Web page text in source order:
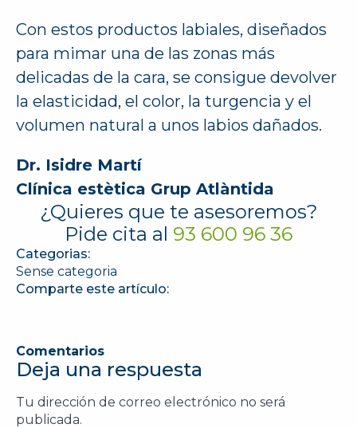
Con estos productos labiales, diseñados
para mimar una de las zonas más
delicadas de la cara, se consigue devolver
la elasticidad, el color, la turgencia y el
volumen natural a unos labios dañados.
Dr. Isidre Martí
Clínica estètica Grup Atlàntida
¿Quieres que te asesoremos?
Pide cita al 93 600 96 36
Categorias:
Sense categoria
Comparte este artículo:
Comentarios
Deja una respuesta
Tu dirección de correo electrónico no será
publicada.